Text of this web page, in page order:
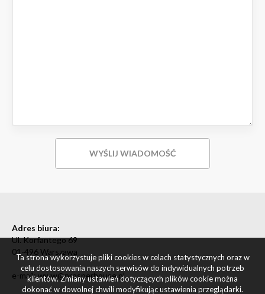
Adres biura:
Ul. Korfantego 69
01-496 Warszawa
e-mail: www@prosperhouse.pl
Ta strona wykorzystuje pliki cookies w celach statystycznych oraz w
celu dostosowania naszych serwisów do indywidualnych potrzeb
klientów. Zmiany ustawień dotyczących plików cookie można
dokonać w dowolnej chwili modyfikując ustawienia przeglądarki.